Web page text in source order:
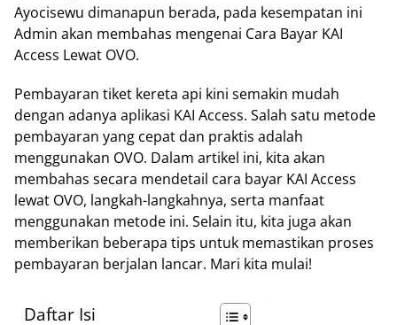
Ayocisewu dimanapun berada, pada kesempatan ini
Admin akan membahas mengenai Cara Bayar KAI
Access Lewat OVO.
Pembayaran tiket kereta api kini semakin mudah
dengan adanya aplikasi KAI Access. Salah satu metode
pembayaran yang cepat dan praktis adalah
menggunakan OVO. Dalam artikel ini, kita akan
membahas secara mendetail cara bayar KAI Access
lewat OVO, langkah-langkahnya, serta manfaat
menggunakan metode ini. Selain itu, kita juga akan
memberikan beberapa tips untuk memastikan proses
pembayaran berjalan lancar. Mari kita mulai!
Daftar Isi